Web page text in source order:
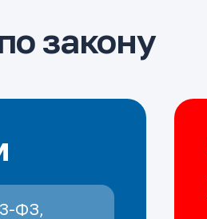
закону
ФЗ,